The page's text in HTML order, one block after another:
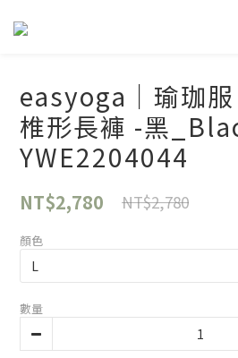
easyoga｜瑜珈
椎形長褲 -黑
YWE2204044
NT$2,780 NT$2,780
顏色
數量